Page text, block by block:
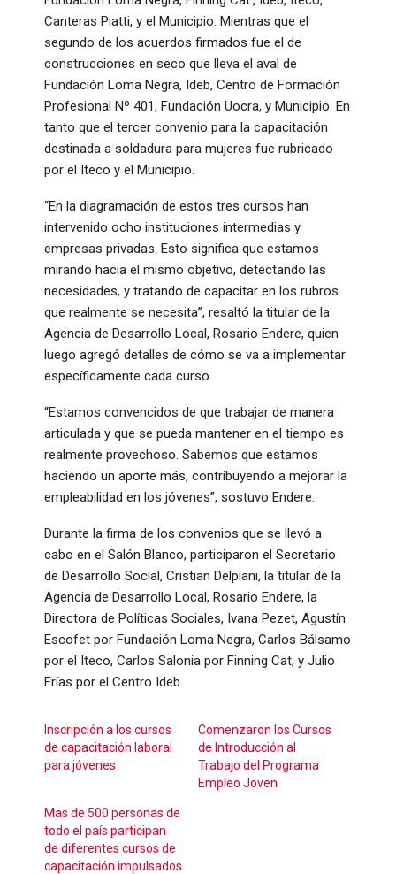
Canteras Piatti, y el Municipio. Mientras que el
segundo de los acuerdos firmados fue el de
construcciones en seco que lleva el aval de
Fundación Loma Negra, Ideb, Centro de Formación
Profesional Nº 401, Fundación Uocra, y Municipio. En
tanto que el tercer convenio para la capacitación
destinada a soldadura para mujeres fue rubricado
por el Iteco y el Municipio.
“En la diagramación de estos tres cursos han
intervenido ocho instituciones intermedias y
empresas privadas. Esto significa que estamos
mirando hacia el mismo objetivo, detectando las
necesidades, y tratando de capacitar en los rubros
que realmente se necesita”, resaltó la titular de la
Agencia de Desarrollo Local, Rosario Endere, quien
luego agregó detalles de cómo se va a implementar
específicamente cada curso.
“Estamos convencidos de que trabajar de manera
articulada y que se pueda mantener en el tiempo es
realmente provechoso. Sabemos que estamos
haciendo un aporte más, contribuyendo a mejorar la
empleabilidad en los jóvenes”, sostuvo Endere.
Durante la firma de los convenios que se llevó a
cabo en el Salón Blanco, participaron el Secretario
de Desarrollo Social, Cristian Delpiani, la titular de la
Agencia de Desarrollo Local, Rosario Endere, la
Directora de Políticas Sociales, Ivana Pezet, Agustín
Escofet por Fundación Loma Negra, Carlos Bálsamo
por el Iteco, Carlos Salonia por Finning Cat, y Julio
Frías por el Centro Ideb.
Inscripción a los cursos
de capacitación laboral
para jóvenes
Comenzaron los Cursos
de Introducción al
Trabajo del Programa
Empleo Joven
Mas de 500 personas de
todo el país participan
de diferentes cursos de
capacitación impulsados